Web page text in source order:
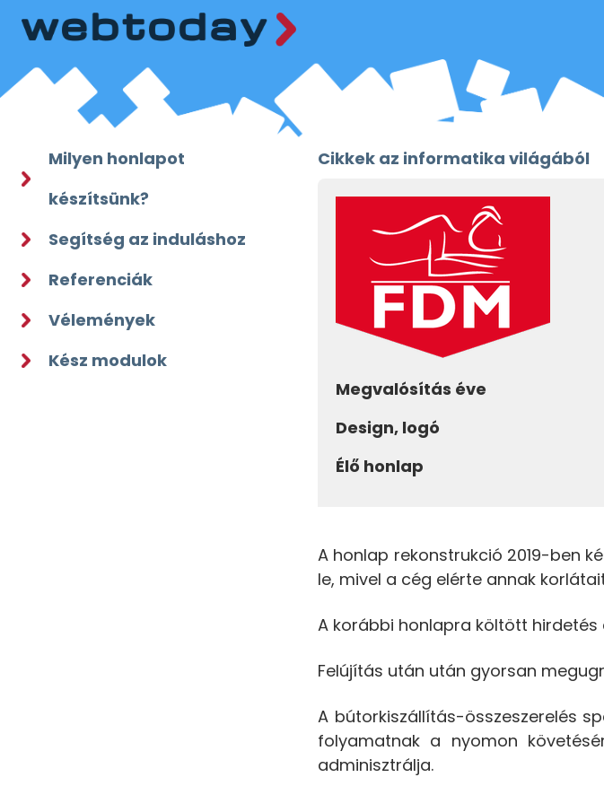
Milyen honlapot
készítsünk?
Segítség az induláshoz
Referenciák
Vélemények
Kész modulok
Cikkek az informatika világából
Megvalósítás éve
Design, logó
Élő honlap
A honlap rekonstrukció 2019-ben
le, mivel a cég elérte annak
A korábbi honlapra költött
Felújítás után után gyorsan
A bútorkiszállítás-összeszerelés
folyamatnak a nyomon
adminisztrálja.